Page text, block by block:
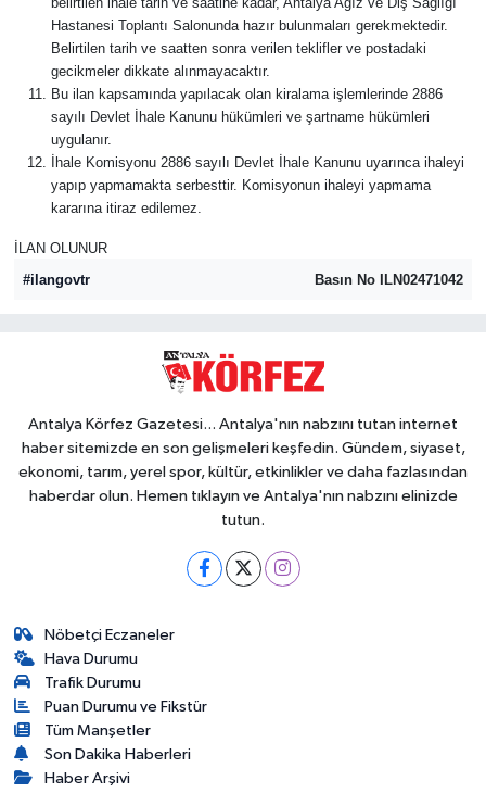
Hastanesi Toplantı Salonunda hazır bulunmaları gerekmektedir.
Belirtilen tarih ve saatten sonra verilen teklifler ve postadaki
gecikmeler dikkate alınmayacaktır.
Bu ilan kapsamında yapılacak olan kiralama işlemlerinde 2886
sayılı Devlet İhale Kanunu hükümleri ve şartname hükümleri
uygulanır.
İhale Komisyonu 2886 sayılı Devlet İhale Kanunu uyarınca ihaleyi
yapıp yapmamakta serbesttir. Komisyonun ihaleyi yapmama
kararına itiraz edilemez.
İLAN OLUNUR
#ilangovtr
Basın No ILN02471042
Antalya Körfez Gazetesi... Antalya'nın nabzını tutan internet
haber sitemizde en son gelişmeleri keşfedin. Gündem, siyaset,
ekonomi, tarım, yerel spor, kültür, etkinlikler ve daha fazlasından
haberdar olun. Hemen tıklayın ve Antalya'nın nabzını elinizde
tutun.
Nöbetçi Eczaneler
Hava Durumu
Trafik Durumu
Puan Durumu ve Fikstür
Tüm Manşetler
Son Dakika Haberleri
Haber Arşivi